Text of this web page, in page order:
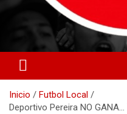
Cesgon
Cesgon stereo y Peligro del
Inicio
Futbol Local
Deportivo Pereira NO GANA…